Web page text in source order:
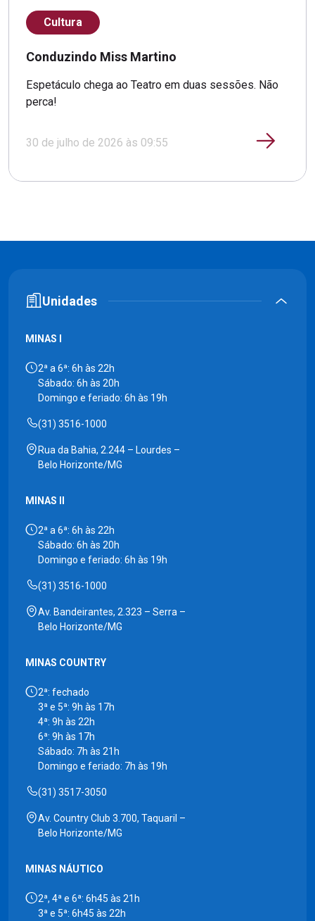
Cultura
Conduzindo Miss Martino
Espetáculo chega ao Teatro em duas sessões. Não
perca!
30 de julho de 2026 às 09:55
Unidades
MINAS I
2ª a 6ª: 6h às 22h
Sábado: 6h às 20h
Domingo e feriado: 6h às 19h
(31) 3516-1000
Rua da Bahia, 2.244 – Lourdes –
Belo Horizonte/MG
MINAS II
2ª a 6ª: 6h às 22h
Sábado: 6h às 20h
Domingo e feriado: 6h às 19h
(31) 3516-1000
Av. Bandeirantes, 2.323 – Serra –
Belo Horizonte/MG
MINAS COUNTRY
2ª: fechado
3ª e 5ª: 9h às 17h
4ª: 9h às 22h
6ª: 9h às 17h
Sábado: 7h às 21h
Domingo e feriado: 7h às 19h
(31) 3517-3050
Av. Country Club 3.700, Taquaril –
Belo Horizonte/MG
MINAS NÁUTICO
2ª, 4ª e 6ª: 6h45 às 21h
3ª e 5ª: 6h45 às 22h